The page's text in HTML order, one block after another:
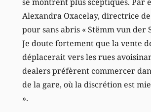
Alexandra Oxacelay, directrice de
pour sans abris « Stëmm vun der
Je doute fortement que la vente
déplacerait vers les rues
dealers préfèrent commercer
de la gare, où la discrétion est
».